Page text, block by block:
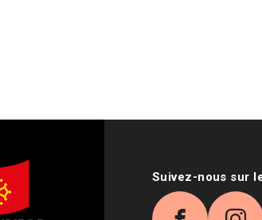
Suivez-nous sur